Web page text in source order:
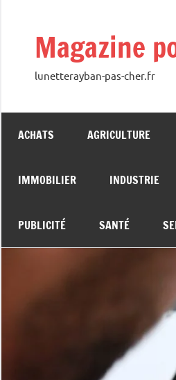
contenuMagazine
lunetterayban-pas-cher.fr
ACHATS AGRICULTURE
IMMOBILIER INDUSTRIE
PUBLICITÉ SANTÉ